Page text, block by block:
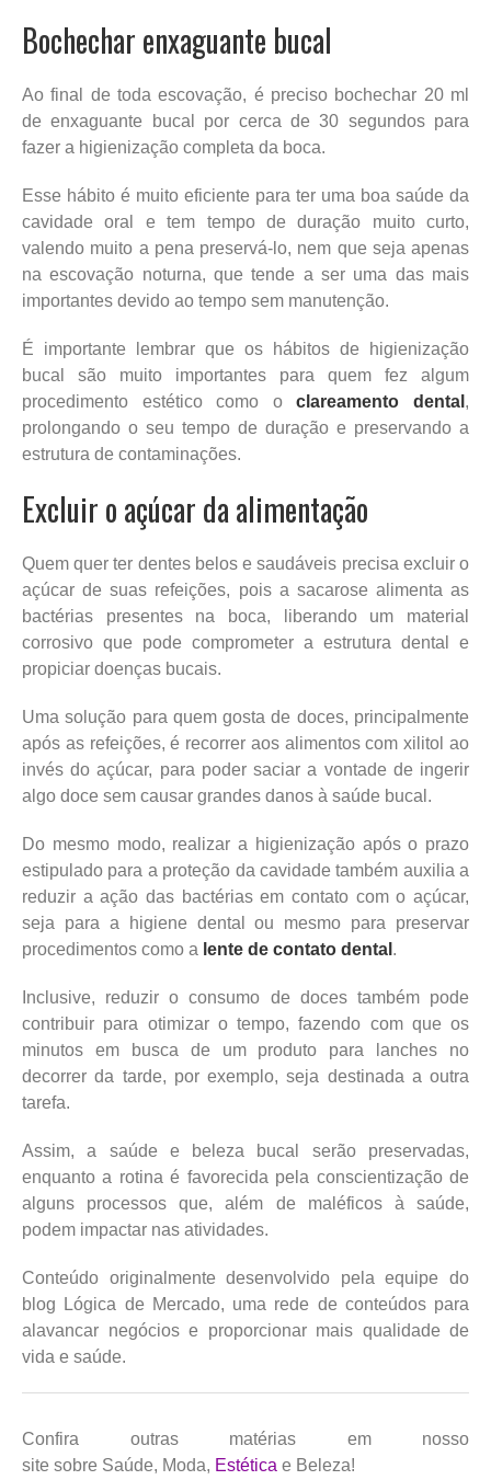
Bochechar enxaguante bucal
Ao final de toda escovação, é preciso bochechar 20 ml
de enxaguante bucal por cerca de 30 segundos para
fazer a higienização completa da boca.
Esse hábito é muito eficiente para ter uma boa saúde da
cavidade oral e tem tempo de duração muito curto,
valendo muito a pena preservá-lo, nem que seja apenas
na escovação noturna, que tende a ser uma das mais
importantes devido ao tempo sem manutenção.
É importante lembrar que os hábitos de higienização
bucal são muito importantes para quem fez algum
procedimento estético como oclareamento dental ,
prolongando o seu tempo de duração e preservando a
estrutura de contaminações.
Excluir o açúcar da alimentação
Quem quer ter dentes belos e saudáveis precisa excluir o
açúcar de suas refeições, pois a sacarose alimenta as
bactérias presentes na boca, liberando um material
corrosivo que pode comprometer a estrutura dental e
propiciar doenças bucais.
Uma solução para quem gosta de doces, principalmente
após as refeições, é recorrer aos alimentos com xilitol ao
invés do açúcar, para poder saciar a vontade de ingerir
algo doce sem causar grandes danos à saúde bucal.
Do mesmo modo, realizar a higienização após o prazo
estipulado para a proteção da cavidade também auxilia a
reduzir a ação das bactérias em contato com o açúcar,
seja para a higiene dental ou mesmo para preservar
procedimentos como a lente de contato dental .
Inclusive, reduzir o consumo de doces também pode
contribuir para otimizar o tempo, fazendo com que os
minutos em busca de um produto para lanches no
decorrer da tarde, por exemplo, seja destinada a outra
tarefa.
Assim, a saúde e beleza bucal serão preservadas,
enquanto a rotina é favorecida pela conscientização de
alguns processos que, além de maléficos à saúde,
podem impactar nas atividades.
Conteúdo originalmente desenvolvido pela equipe do
blog Lógica de Mercado, uma rede de conteúdos para
alavancar negócios e proporcionar mais qualidade de
vida e saúde.
Confira outras matérias em nosso
site sobre Saúde, Moda, Estética e Beleza!